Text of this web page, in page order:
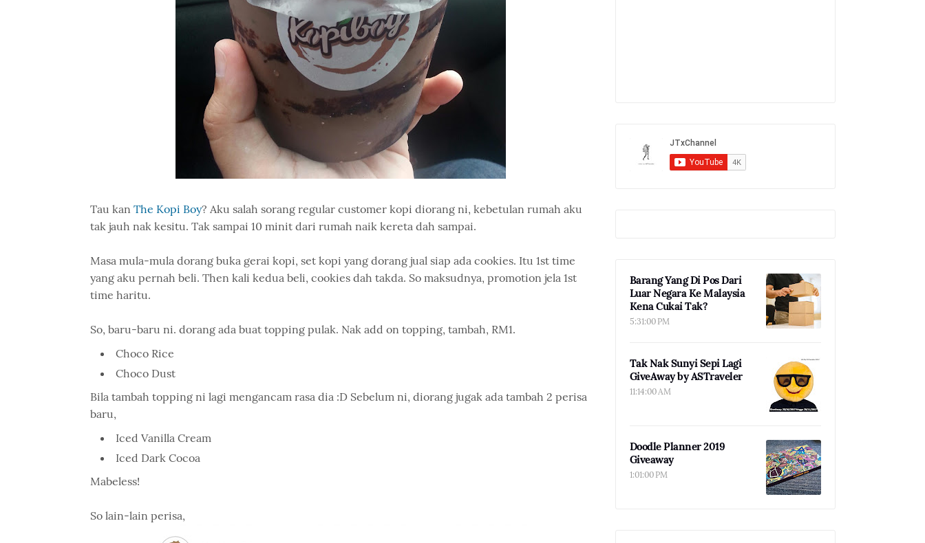
Tau kan The Kopi Boy? Aku salah sorang regular customer kopi diorang ni, kebetulan rumah aku
tak jauh nak kesitu. Tak sampai 10 minit dari rumah naik kereta dah sampai.
Masa mula-mula dorang buka gerai kopi, set kopi yang dorang jual siap ada cookies. Itu 1st time
yang aku pernah beli. Then kali kedua beli, cookies dah takda. So maksudnya, promotion jela 1st
time haritu.
So, baru-baru ni. dorang ada buat topping pulak. Nak add on topping, tambah, RM1.
Choco Rice
Choco Dust
Bila tambah topping ni lagi mengancam rasa dia :D Sebelum ni, diorang jugak ada tambah 2 perisa
baru,
Iced Vanilla Cream
Iced Dark Cocoa
Mabeless!
So lain-lain perisa,
Barang Yang Di Pos Dari
Luar Negara Ke Malaysia
Kena Cukai Tak?
5:31:00 PM
Tak Nak Sunyi Sepi Lagi
GiveAway by ASTraveler
11:14:00 AM
Doodle Planner 2019
Giveaway
1:01:00 PM